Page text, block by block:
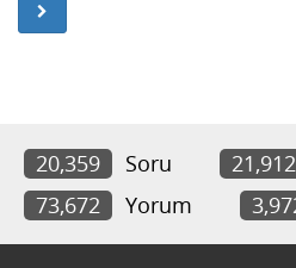
20,359 Soru 21,912
73,672
Yorum